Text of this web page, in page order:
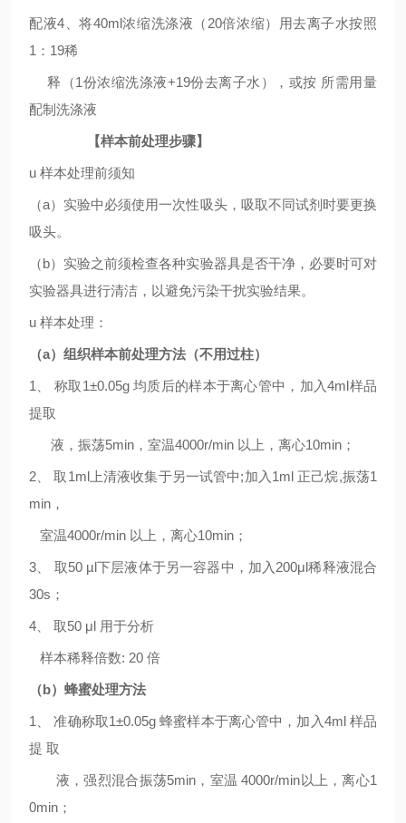
配液4 、将40ml浓缩洗涤液（ 20倍浓缩）用去离子水按照
1 ： 19稀
释（1份浓缩洗涤液+19份去离子水），或按 所需用量
配制洗涤液
【样本前处理步骤】
u 样本处理前须知
（a）实验中必须使用一次性吸头，吸取不同试剂时要更换
吸头。
（b）实验之前须检查各种实验器具是否干净，必要时可对
实验器具进行清洁，以避免污染干扰实验结果。
u 样本处理：
（a）组织样本前处理方法（不用过柱）
1、 称取 1±0.05g 均质后的样本于离心管中，加入4ml样品
提取
液，振荡5min ，室温4000r/min 以上，离心10min ；
2、 取 1ml上清液收集于另一试管中;加入1ml 正己烷,振荡1
min ，
室温4000r/min 以上，离心10min ；
3 取50 µl下层液体于另一容器中，加入 200μl稀释液混合
30s ；
4、 取50 μl 用于分析
样本稀释倍数: 20 倍
（b）蜂蜜处理方法
1、 准确称取1±0.05g蜂蜜样本于离心管中，加入4ml 样品
提 取
液，强烈混合振荡5min ，室温 4000r/min以上，离心1
0min ；